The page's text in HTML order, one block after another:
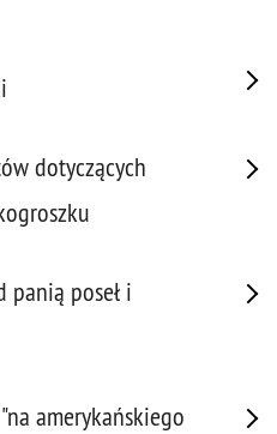
dotyczących
panią poseł i
amerykańskiego